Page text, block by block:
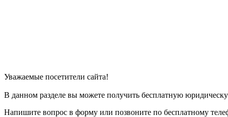
Уважаемые посетители сайта!
В данном разделе вы можете получить бесплатную
Напишите вопрос в форму или позвоните по бесплатному